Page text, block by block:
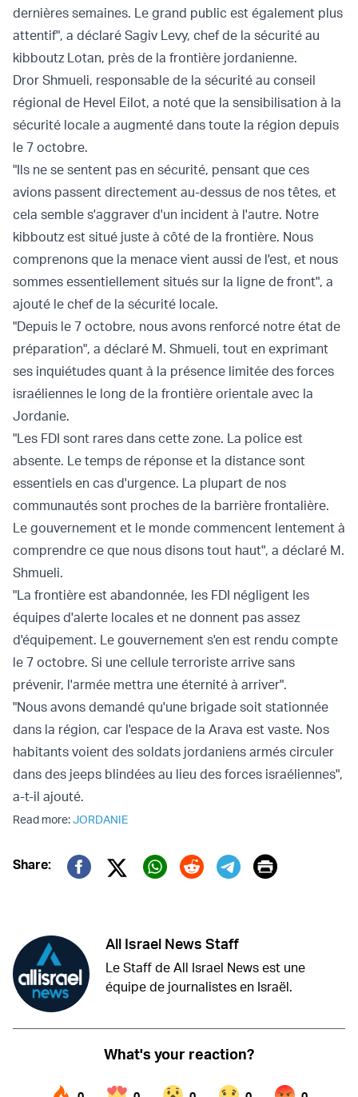
dernières semaines. Le grand public est également plus
attentif", a déclaré Sagiv Levy, chef de la sécurité au
kibboutz Lotan, près de la frontière jordanienne.
Dror Shmueli, responsable de la sécurité au conseil
régional de Hevel Eilot, a noté que la sensibilisation à la
sécurité locale a augmenté dans toute la région depuis
le 7 octobre.
"Ils ne se sentent pas en sécurité, pensant que ces
avions passent directement au-dessus de nos têtes, et
cela semble s'aggraver d'un incident à l'autre. Notre
kibboutz est situé juste à côté de la frontière. Nous
comprenons que la menace vient aussi de l'est, et nous
sommes essentiellement situés sur la ligne de front", a
ajouté le chef de la sécurité locale.
"Depuis le 7 octobre, nous avons renforcé notre état de
préparation", a déclaré M. Shmueli, tout en exprimant
ses inquiétudes quant à la présence limitée des forces
israéliennes le long de la frontière orientale avec la
Jordanie.
"Les FDI sont rares dans cette zone. La police est
absente. Le temps de réponse et la distance sont
essentiels en cas d'urgence. La plupart de nos
communautés sont proches de la barrière frontalière.
Le gouvernement et le monde commencent lentement à
comprendre ce que nous disons tout haut", a déclaré M.
Shmueli.
"La frontière est abandonnée, les FDI négligent les
équipes d'alerte locales et ne donnent pas assez
d'équipement. Le gouvernement s'en est rendu compte
le 7 octobre. Si une cellule terroriste arrive sans
prévenir, l'armée mettra une éternité à arriver".
"Nous avons demandé qu'une brigade soit stationnée
dans la région, car l'espace de la Arava est vaste. Nos
habitants voient des soldats jordaniens armés circuler
dans des jeeps blindées au lieu des forces israéliennes",
a-t-il ajouté.
Read more:JORDANIE
Share:
Twitter (X)
Print
All Israel News Staff
Le Staff de All Israel News est une
équipe de journalistes en Israël.